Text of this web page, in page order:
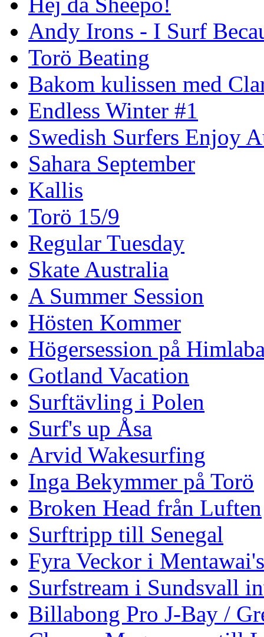
Andy Irons - I Surf
Torö Beating
Bakom kulissen med
Endless Winter #1
Swedish Surfers Enjoy
Sahara September
Kallis
Torö 15/9
Regular Tuesday
Skate Australia
A Summer Session
Hösten Kommer
Högersession på
Gotland Vacation
Surftävling i Polen
Surf's up Åsa
Arvid Wakesurfing
Inga Bekymmer på Torö
Broken Head från Luften
Surftripp till Senegal
Fyra Veckor i Mentawai's
Surfstream i Sundsvall
Billabong Pro J-Bay /